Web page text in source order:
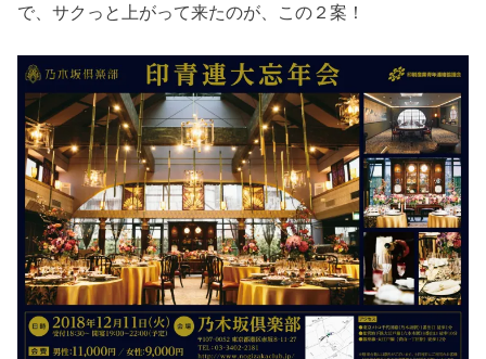
で、サクっと上がって来たのが、この２案！